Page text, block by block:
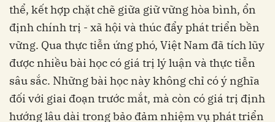
thể, kết hợp chặt chẽ giữa giữ vững hòa bình, ổn
định chính trị - xã hội và thúc đẩy phát triển bền
vững. Qua thực tiễn ứng phó, Việt Nam đã tích lũy
được nhiều bài học có giá trị lý luận và thực tiễn
sâu sắc. Những bài học này không chỉ có ý nghĩa
đối với giai đoạn trước mắt, mà còn có giá trị định
hướng lâu dài trong bảo đảm nhiệm vụ phát triển